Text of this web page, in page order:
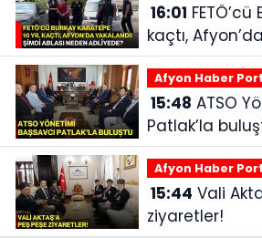
16:01
kaçtı,
ablası neden
Afyon Haber
15:48
Patlak’la
Afyon Haber
15:44
ziyaretler!